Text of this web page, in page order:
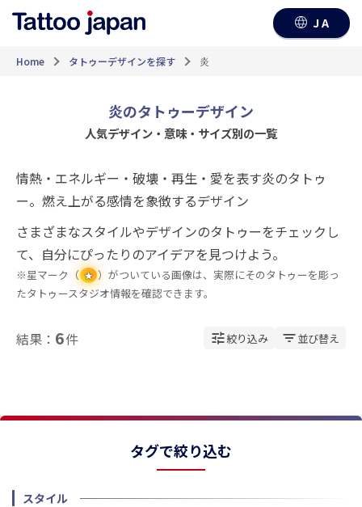
JA
Home タトゥーデザインを探す 炎
炎のタトゥーデザイン
人気デザイン・意味・サイズ別の一覧
情熱・エネルギー・破壊・再生・愛を表す炎のタトゥ
ー。燃え上がる感情を象徴するデザイン
さまざまなスタイルやデザインのタトゥーをチェックし
て、自分にぴったりのアイデアを見つけよう。
※星マーク（ ★ ）がついている画像は、実際にそのタトゥーを彫っ
たタトゥースタジオ情報を確認できます。
結果： 6件 絞り込み 並び替え
タグで絞り込む
スタイル